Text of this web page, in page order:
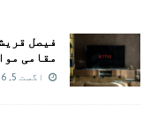
فیصل
مقامی
اگست 5, 2026